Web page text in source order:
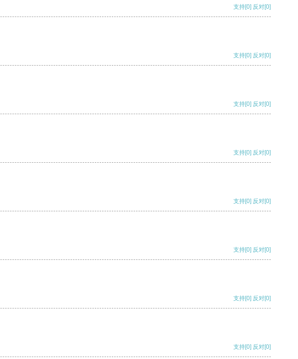
支持[0] 反对[0]
支持[0] 反对[0]
支持[0] 反对[0]
支持[0] 反对[0]
支持[0] 反对[0]
支持[0] 反对[0]
支持[0] 反对[0]
支持[0] 反对[0]